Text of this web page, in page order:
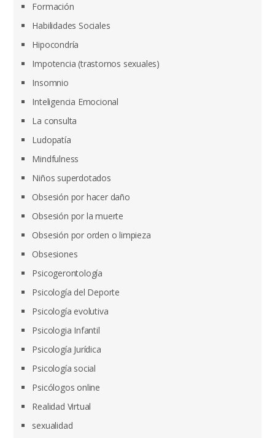
Formación
Habilidades Sociales
Hipocondría
Impotencia (trastornos sexuales)
Insomnio
Inteligencia Emocional
La consulta
Ludopatía
Mindfulness
Niños superdotados
Obsesión por hacer daño
Obsesión por la muerte
Obsesión por orden o limpieza
Obsesiones
Psicogerontología
Psicología del Deporte
Psicología evolutiva
Psicologia Infantil
Psicología Jurídica
Psicología social
Psicólogos online
Realidad Virtual
sexualidad